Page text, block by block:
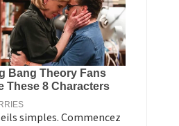
simples. Commencez